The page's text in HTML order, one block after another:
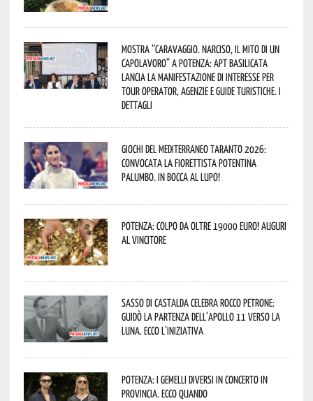
Mostra “Caravaggio. Narciso, il mito di un
capolavoro” a Potenza: APT Basilicata
lancia la manifestazione di interesse per
Tour Operator, Agenzie e Guide Turistiche. I
dettagli
Giochi del Mediterraneo Taranto 2026:
convocata la fiorettista potentina
Palumbo. In bocca al lupo!
Potenza: colpo da oltre 19000 Euro! Auguri
al vincitore
Sasso di Castalda celebra Rocco Petrone:
guidò la partenza dell’Apollo 11 verso la
Luna. Ecco l’iniziativa
Potenza: i Gemelli DiVersi in concerto in
provincia. Ecco quando